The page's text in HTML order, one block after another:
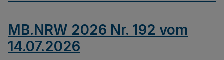
MB.NRW 2026 Nr. 192 vom
14.07.2026